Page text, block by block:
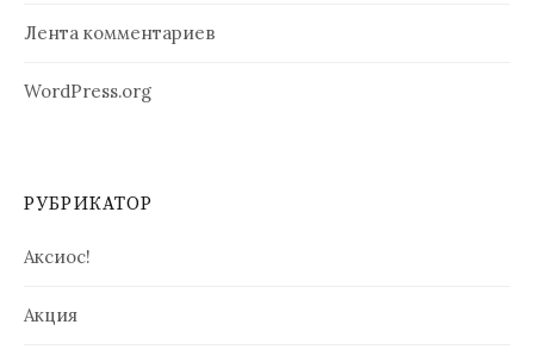
Лента комментариев
WordPress.org
РУБРИКАТОР
Аксиос!
Акция